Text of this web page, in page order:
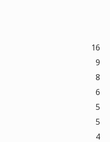
16
9
8
6
5
5
4